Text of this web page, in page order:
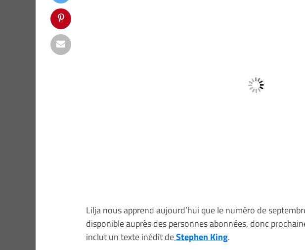
Lilja nous apprend aujourd’hui que le numéro de
disponible auprès des personnes abonnées, donc
inclut un texte inédit deStephen King.